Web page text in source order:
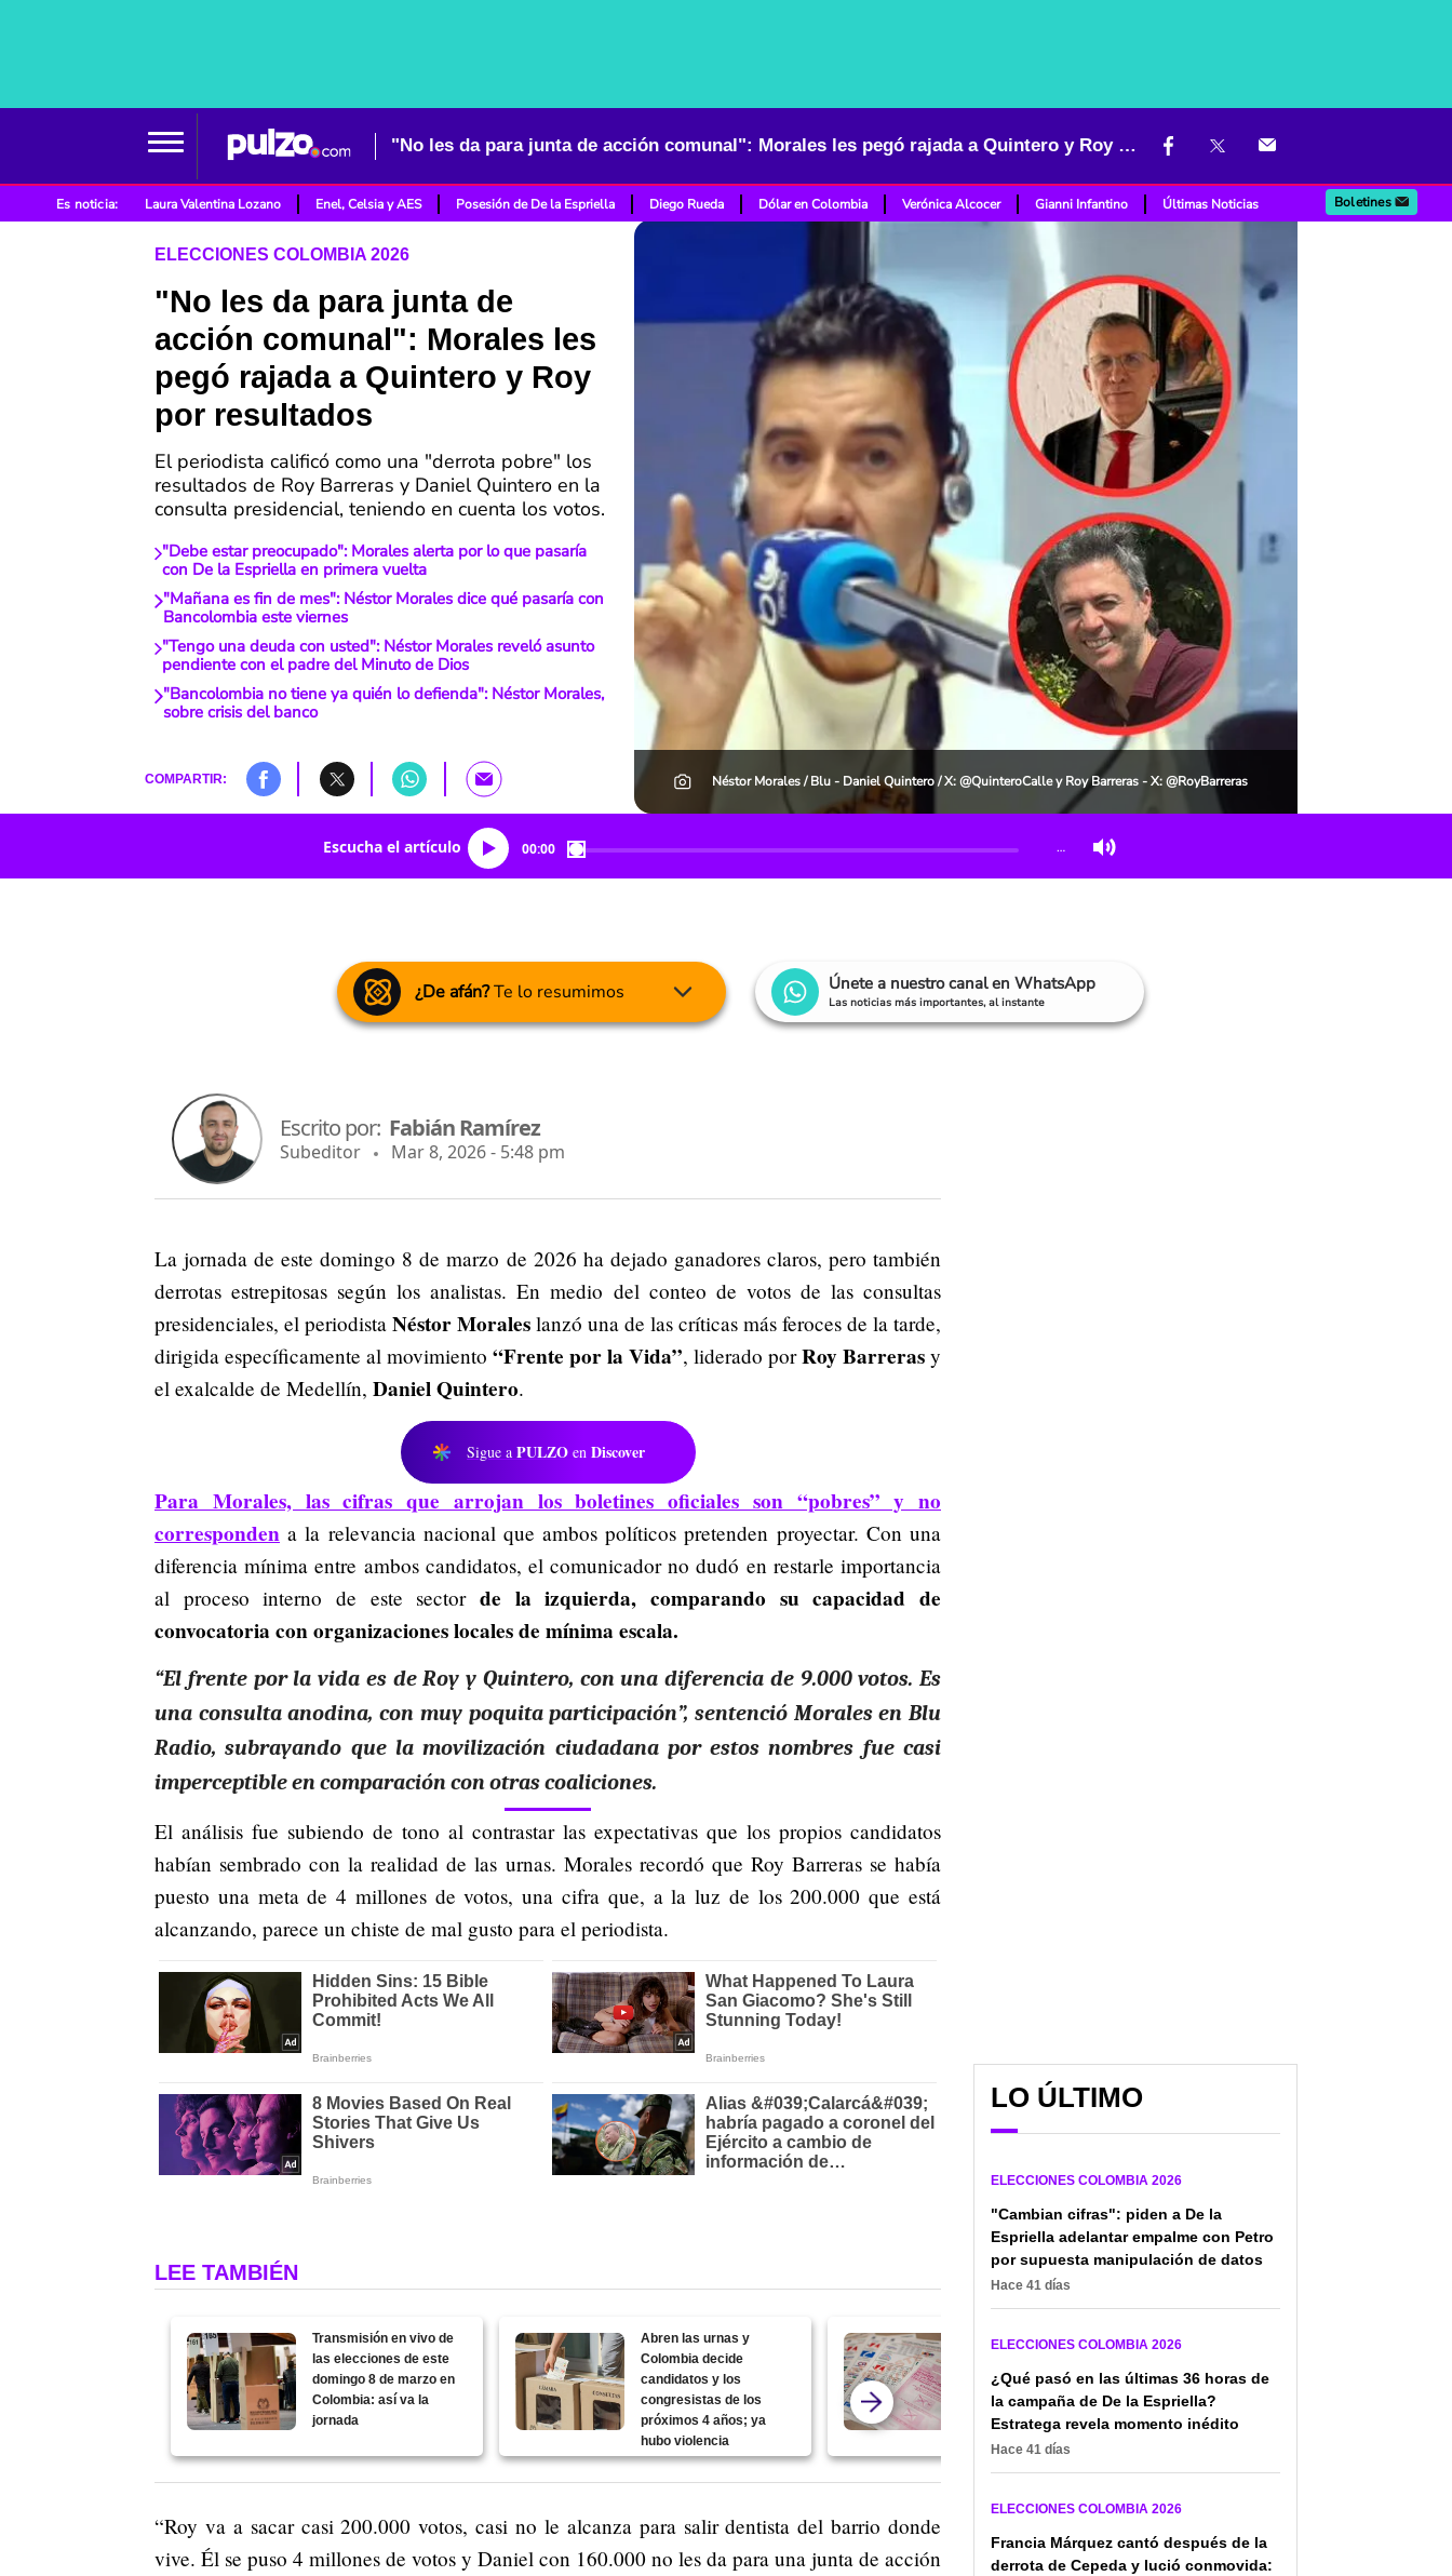
"No les da para junta de acción comunal": Morales les pegó rajada a Quintero y Roy por resultados
Es noticia: Laura Valentina Lozano Enel, Celsia y AES Posesión de De la Espriella Diego Rueda Dólar en Colombia Verónica Alcocer Gianni Infantino Últimas Noticias Boletines
ELECCIONES COLOMBIA 2026
"No les da para junta de
acción comunal": Morales les
pegó rajada a Quintero y Roy
por resultados
El periodista calificó como una "derrota pobre" los
resultados de Roy Barreras y Daniel Quintero en la
consulta presidencial, teniendo en cuenta los votos.
"Debe estar preocupado": Morales alerta por lo que pasaría
con De la Espriella en primera vuelta
"Mañana es fin de mes": Néstor Morales dice qué pasaría con
Bancolombia este viernes
"Tengo una deuda con usted": Néstor Morales reveló asunto
pendiente con el padre del Minuto de Dios
"Bancolombia no tiene ya quién lo defienda": Néstor Morales,
sobre crisis del banco
COMPARTIR: Néstor Morales / Blu - Daniel Quintero / X: @QuinteroCalle y Roy Barreras - X: @RoyBarreras
Escucha el artículo 00:00 …
¿De afán?Te lo resumimos Únete a nuestro canal en WhatsApp
Las noticias más importantes, al instante
Escrito por: Fabián Ramírez
Subeditor Mar 8, 2026 - 5:48 pm
La jornada de este domingo 8 de marzo de 2026 ha dejado ganadores claros, pero también
derrotas estrepitosas según los analistas. En medio del conteo de votos de las consultas
presidenciales, el periodista Néstor Morales lanzó una de las críticas más feroces de la tarde,
dirigida específicamente al movimiento “Frente por la Vida”, liderado porRoy Barreras y
el exalcalde de Medellín, Daniel Quintero.
Sigue a PULZO en Discover
Para Morales, las cifras que arrojan los boletines oficiales son “pobres” y no
corresponden a la relevancia nacional que ambos políticos pretenden proyectar. Con una
diferencia mínima entre ambos candidatos, el comunicador no dudó en restarle importancia
al proceso interno de este sector de la izquierda, comparando su capacidad de
convocatoria con organizaciones locales de mínima escala.
“El frente por la vida es de Roy y Quintero, con una diferencia de 9.000 votos. Es
una consulta anodina, con muy poquita participación”, sentenció Morales en Blu
Radio, subrayando que la movilización ciudadana por estos nombres fue casi
imperceptible en comparación con otras coaliciones.
El análisis fue subiendo de tono al contrastar las expectativas que los propios candidatos
habían sembrado con la realidad de las urnas. Morales recordó que Roy Barreras se había
puesto una meta de 4 millones de votos, una cifra que, a la luz de los 200.000 que está
alcanzando, parece un chiste de mal gusto para el periodista.
LEE TAMBIÉN
Transmisión en vivo de
las elecciones de este
domingo 8 de marzo en
Colombia: así va la
jornada
Abren las urnas y
Colombia decide
candidatos y los
congresistas de los
próximos 4 años; ya
hubo violencia
Lanzan mensaje de
primeras elecciones del
año; Registraduría tiene
plan claro
“Roy va a sacar casi 200.000 votos, casi no le alcanza para salir dentista del barrio donde
vive. Él se puso 4 millones de votos y Daniel con 160.000 no les da para una junta de acción
LO ÚLTIMO
ELECCIONES COLOMBIA 2026
"Cambian cifras": piden a De la
Espriella adelantar empalme con Petro
por supuesta manipulación de datos
Hace 41 días
ELECCIONES COLOMBIA 2026
¿Qué pasó en las últimas 36 horas de
la campaña de De la Espriella?
Estratega revela momento inédito
Hace 41 días
ELECCIONES COLOMBIA 2026
Francia Márquez cantó después de la
derrota de Cepeda y lució conmovida: